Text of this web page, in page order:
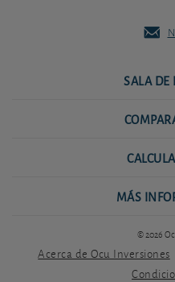
SALA DE
MÁS
© 2026
Acerca de Ocu Inversiones